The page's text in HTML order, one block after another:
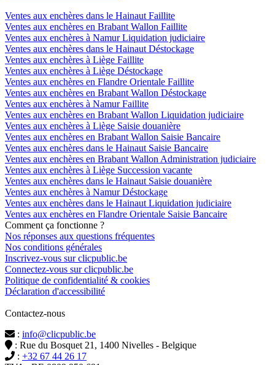
Ventes aux enchères dans le Hainaut Faillite
Ventes aux enchères en Brabant Wallon Faillite
Ventes aux enchères à Namur Liquidation judiciaire
Ventes aux enchères dans le Hainaut Déstockage
Ventes aux enchères à Liège Faillite
Ventes aux enchères à Liège Déstockage
Ventes aux enchères en Flandre Orientale Faillite
Ventes aux enchères en Brabant Wallon Déstockage
Ventes aux enchères à Namur Faillite
Ventes aux enchères en Brabant Wallon Liquidation judiciaire
Ventes aux enchères à Liège Saisie douanière
Ventes aux enchères en Brabant Wallon Saisie Bancaire
Ventes aux enchères dans le Hainaut Saisie Bancaire
Ventes aux enchères en Brabant Wallon Administration judiciaire
Ventes aux enchères à Liège Succession vacante
Ventes aux enchères dans le Hainaut Saisie douanière
Ventes aux enchères à Namur Déstockage
Ventes aux enchères dans le Hainaut Liquidation judiciaire
Ventes aux enchères en Flandre Orientale Saisie Bancaire
Comment ça fonctionne ?
Nos réponses aux questions fréquentes
Nos conditions générales
Inscrivez-vous sur clicpublic.be
Connectez-vous sur clicpublic.be
Politique de confidentialité & cookies
Déclaration d'accessibilité
Contactez-nous
: info@clicpublic.be
: Rue du Bosquet 21, 1400 Nivelles - Belgique
: +32 67 44 26 17